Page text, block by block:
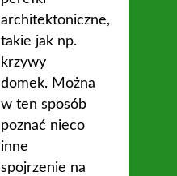
architektoniczne,
takie jak np.
krzywy
domek. Można
w ten sposób
poznać nieco
inne
spojrzenie na